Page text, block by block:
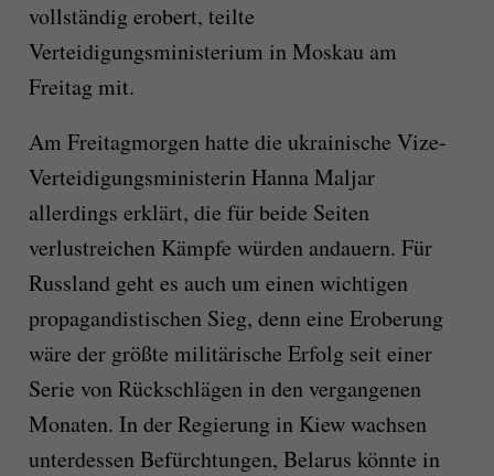
vollständig erobert, teilte
Verteidigungsministerium in Moskau am
Freitag mit.
Am Freitagmorgen hatte die ukrainische Vize-
Verteidigungsministerin Hanna Maljar
allerdings erklärt, die für beide Seiten
verlustreichen Kämpfe würden andauern. Für
Russland geht es auch um einen wichtigen
propagandistischen Sieg, denn eine Eroberung
wäre der größte militärische Erfolg seit einer
Serie von Rückschlägen in den vergangenen
Monaten. In der Regierung in Kiew wachsen
unterdessen Befürchtungen, Belarus könnte in